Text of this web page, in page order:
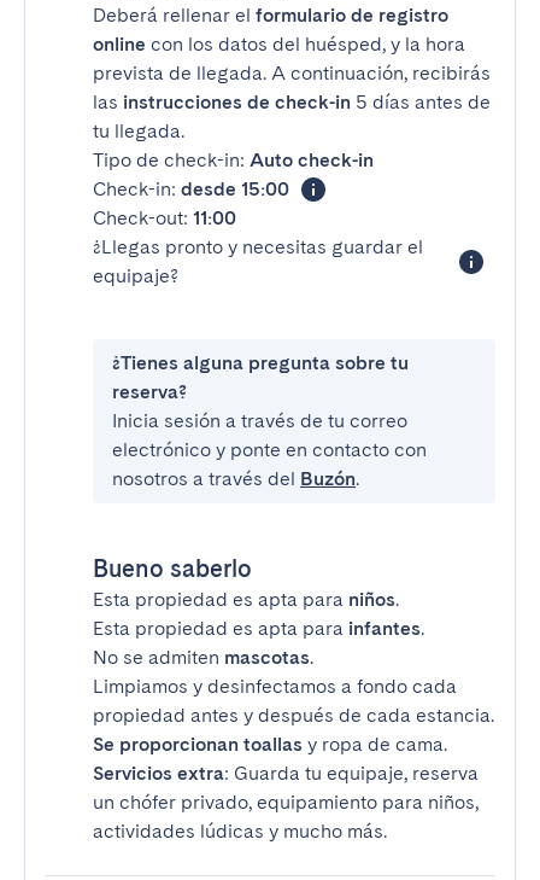
Deberá rellenar el formulario de registro
online con los datos del huésped, y la hora
prevista de llegada. A continuación, recibirás
las instrucciones de check-in 5 días antes de
tu llegada.
Tipo de check-in: Auto check-in
Check-in: desde 15:00
Check-out: 11:00
¿Llegas pronto y necesitas guardar el
equipaje?
¿Tienes alguna pregunta sobre tu
reserva?
Inicia sesión a través de tu correo
electrónico y ponte en contacto con
nosotros a través del Buzón.
Bueno saberlo
Esta propiedad es apta para niños.
Esta propiedad es apta para infantes.
No se admiten mascotas.
Limpiamos y desinfectamos a fondo cada
propiedad antes y después de cada estancia.
Se proporcionan toallas y ropa de cama.
Servicios extra: Guarda tu equipaje, reserva
un chófer privado, equipamiento para niños,
actividades lúdicas y mucho más.